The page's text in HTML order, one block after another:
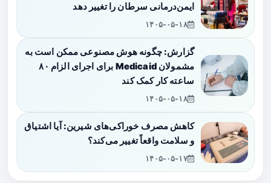
ایمن‌درمانی سرطان را تغییر دهد
۱۴۰۵-۰۵-۱۸
گزارش: چگونه هوش مصنوعی ممکن است به
مشمولان Medicaid برای اجرای الزام ۸۰
ساعته کار کمک کند
۱۴۰۵-۰۵-۱۸
کاهش مصرف خوراکی‌های شیرین: آیا اشتیاق
و سلامت واقعاً تغییر می‌کند؟
۱۴۰۵-۰۵-۱۷